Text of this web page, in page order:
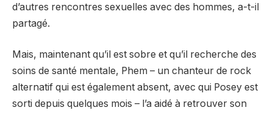
d’autres rencontres sexuelles avec des hommes, a-t-il
partagé.
Mais, maintenant qu’il est sobre et qu’il recherche des
soins de santé mentale, Phem – un chanteur de rock
alternatif qui est également absent, avec qui Posey est
sorti depuis quelques mois – l’a aidé à retrouver son